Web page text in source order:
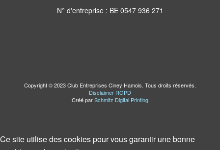
N° d'entreprise : BE 0547 936 271
Copyright © 2023 Club Entreprises Ciney Hamois. Tous droits réservés.
Disclaimer RGPD
Créé parSchmitz Digital Printing
Ce site utilise des cookies pour vous garantir une bonne